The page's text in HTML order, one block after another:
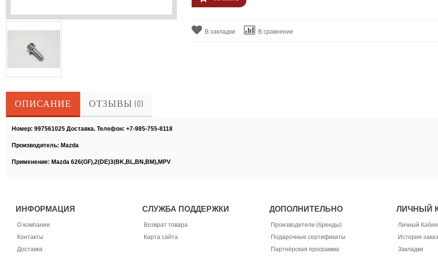
В закладки В сравнение
ОПИСАНИЕ ОТЗЫВЫ (0)
Номер: 997561025 Доставка. Телефон: +7-985-755-8118
Производитель: Mazda
Применение: Mazda 626(GF),2(DE)3(BK,BL,BN,BM),MPV
ИНФОРМАЦИЯ
О компании
Контакты
Доставка
СЛУЖБА ПОДДЕРЖКИ
Возврат товара
Карта сайта
ДОПОЛНИТЕЛЬНО
Производители (бренды)
Подарочные сертификаты
Партнёрская программа
ЛИЧНЫЙ
Личный
История
Закладки